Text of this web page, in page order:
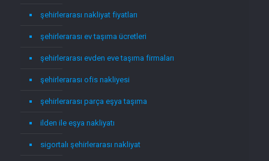
şehirlerarası nakliyat fiyatları
şehirlerarası ev taşıma ücretleri
şehirlerarası evden eve taşıma firmaları
şehirlerarası ofis nakliyesi
şehirlerarası parça eşya taşıma
ilden ile eşya nakliyatı
sigortalı şehirlerarası nakliyat